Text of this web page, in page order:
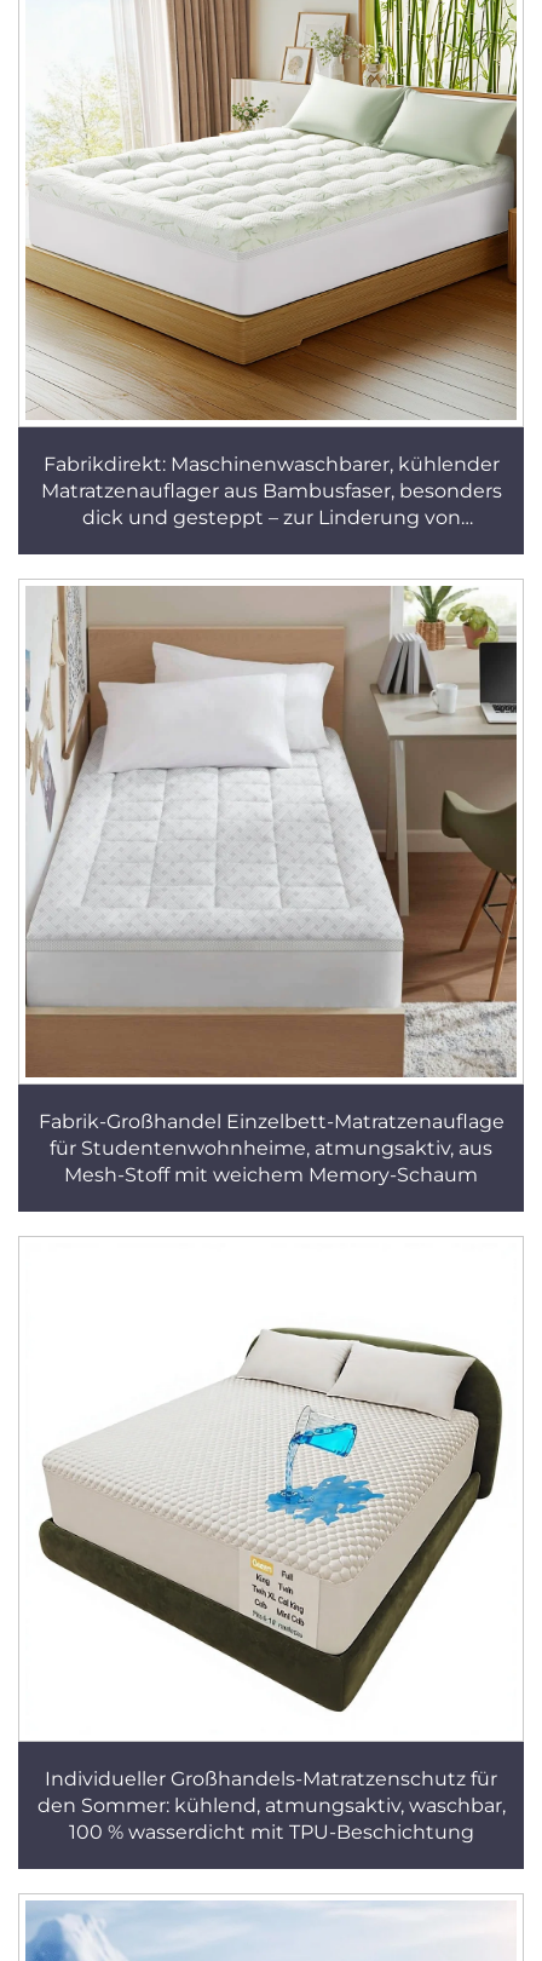
Fabrikdirekt: Maschinenwaschbarer, kühlender
Matratzenauflager aus Bambusfaser, besonders
dick und gesteppt – zur Linderung von
Fabrik-Großhandel Einzelbett-Matratzenauflage
für Studentenwohnheime, atmungsaktiv, aus
Mesh-Stoff mit weichem Memory-Schaum
Individueller Großhandels-Matratzenschutz für
den Sommer: kühlend, atmungsaktiv, waschbar,
100 % wasserdicht mit TPU-Beschichtung